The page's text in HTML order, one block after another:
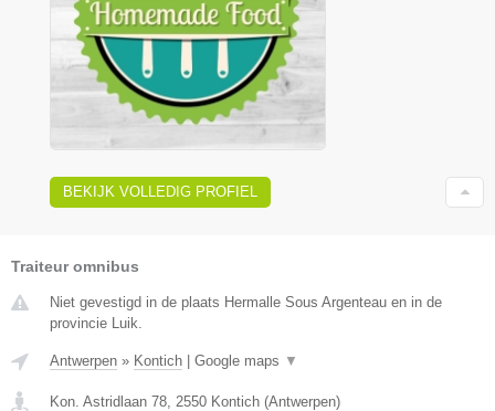
BEKIJK VOLLEDIG PROFIEL
Traiteur omnibus
Niet gevestigd in de plaats Hermalle Sous Argenteau en in de
provincie Luik.
Antwerpen » Kontich | Google maps ▼
Kon. Astridlaan 78 2550 Kontich (Antwerpen)